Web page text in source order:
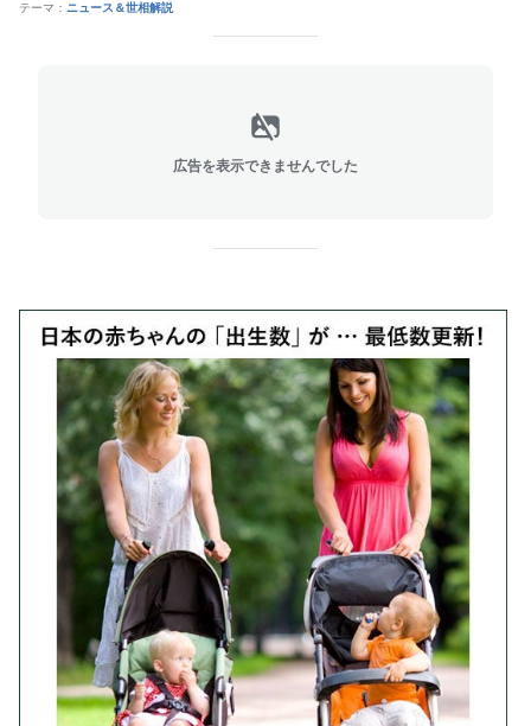
テーマ： ニュース＆世相解説
広告を表示できませんでした